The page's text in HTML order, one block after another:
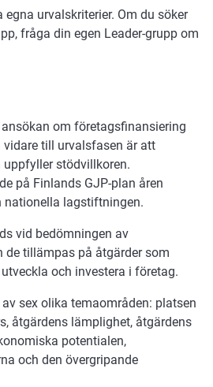
egna urvalskriterier. Om du söker
fråga din egen Leader-grupp om
om företagsfinansiering
till urvalsfasen är att
stödvillkoren.
på Finlands GJP-plan åren
nationella lagstiftningen.
vid bedömningen av
de tillämpas på åtgärder som
och investera i företag.
sex olika temaområden: platsen
åtgärdens lämplighet, åtgärdens
potentialen,
och den övergripande